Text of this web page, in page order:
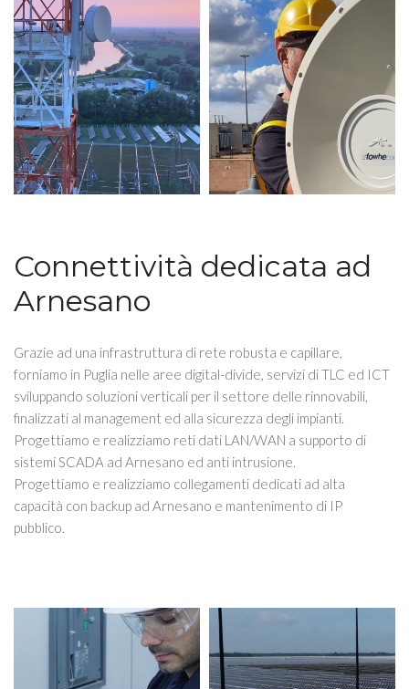
Connettività dedicata ad
Arnesano
Grazie ad una infrastruttura di rete robusta e capillare,
forniamo in Puglia nelle aree digital-divide, servizi di TLC ed ICT
sviluppando soluzioni verticali per il settore delle rinnovabili,
finalizzati al management ed alla sicurezza degli impianti.
Progettiamo e realizziamo reti dati LAN/WAN a supporto di
sistemi SCADA ad Arnesano ed anti intrusione.
Progettiamo e realizziamo collegamenti dedicati ad alta
capacità con backup ad Arnesano e mantenimento di IP
pubblico.